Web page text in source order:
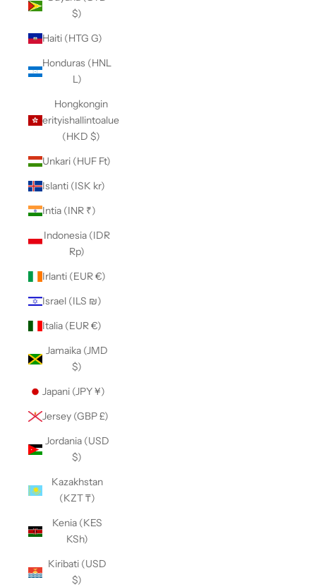
$)
Haiti (HTG G)
Honduras (HNL
L)
Hongkongin
erityishallintoalue
(HKD $)
Unkari (HUF Ft)
Islanti (ISK kr)
Intia (INR ₹)
Indonesia (IDR
Rp)
Irlanti (EUR €)
Israel (ILS ₪)
Italia (EUR €)
Jamaika (JMD
$)
Japani (JPY ¥)
Jersey (GBP £)
Jordania (USD
$)
Kazakhstan
(KZT ₸)
Kenia (KES
KSh)
Kiribati (USD
$)